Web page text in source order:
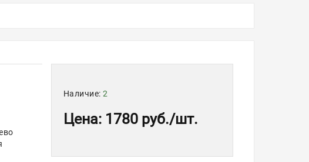
Наличие: 2
Цена: 1780 руб./шт.